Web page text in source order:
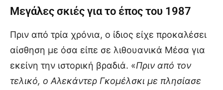
Μεγάλες σκιές για το έπος του 1987
Πριν από τρία χρόνια, ο ίδιος είχε προκαλέσει
αίσθηση με όσα είπε σε λιθουανικά Μέσα για
εκείνη την ιστορική βραδιά. «Πριν από τον
τελικό, ο Αλεκάντερ Γκομέλσκι με πλησίασε